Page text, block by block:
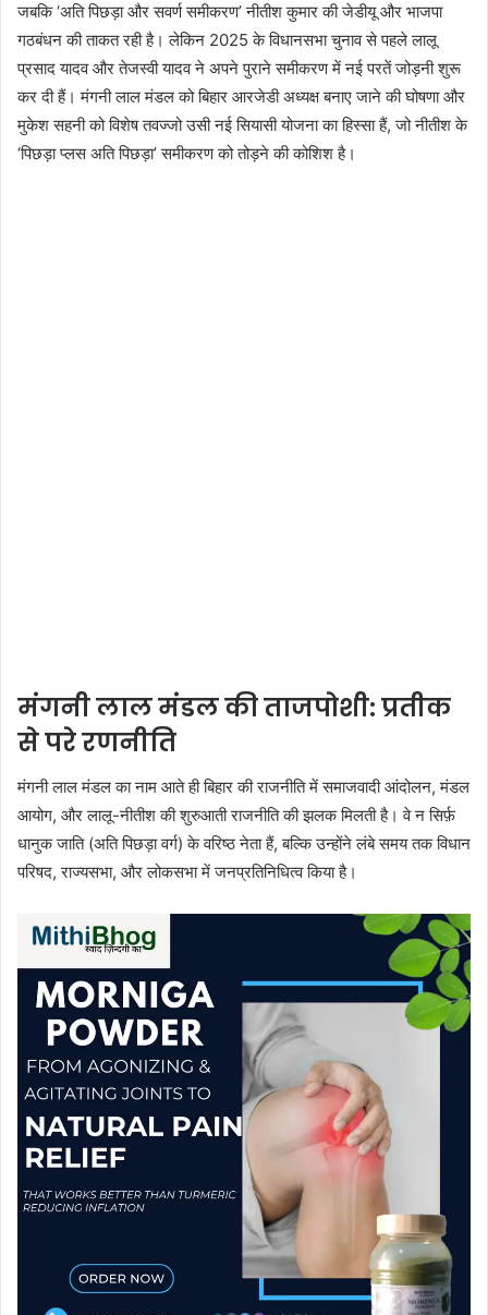
जबकि ‘अति पिछड़ा और सवर्ण समीकरण’ नीतीश कुमार की जेडीयू और भाजपा
गठबंधन की ताकत रही है। लेकिन 2025 के विधानसभा चुनाव से पहले लालू
प्रसाद यादव और तेजस्वी यादव ने अपने पुराने समीकरण में नई परतें जोड़नी शुरू
कर दी हैं। मंगनी लाल मंडल को बिहार आरजेडी अध्यक्ष बनाए जाने की घोषणा और
मुकेश सहनी को विशेष तवज्जो उसी नई सियासी योजना का हिस्सा हैं, जो नीतीश के
‘पिछड़ा प्लस अति पिछड़ा’ समीकरण को तोड़ने की कोशिश है।
मंगनी लाल मंडल की ताजपोशी: प्रतीक
से परे रणनीति
मंगनी लाल मंडल का नाम आते ही बिहार की राजनीति में समाजवादी आंदोलन, मंडल
आयोग, और लालू-नीतीश की शुरुआती राजनीति की झलक मिलती है। वे न सिर्फ़
धानुक जाति (अति पिछड़ा वर्ग) के वरिष्ठ नेता हैं, बल्कि उन्होंने लंबे समय तक विधान
परिषद, राज्यसभा, और लोकसभा में जनप्रतिनिधित्व किया है।